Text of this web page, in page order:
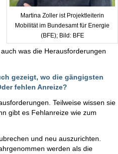
Martina Zoller ist Projektleiterin
Mobilität im Bundesamt für Energie
(BFE); Bild: BFE
was die Herausforderungen
gezeigt, wo die gängigsten
fehlen Anreize?
Teilweise wissen sie
gibt es Fehlanreize wie zum
und neu auszurichten.
werden als die